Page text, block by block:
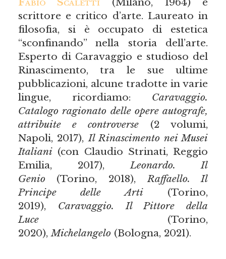
scrittore e critico d’arte. Laureato in
filosofia, si è occupato di estetica
“sconfinando” nella storia dell’arte.
Esperto di Caravaggio e studioso del
Rinascimento, tra le sue ultime
pubblicazioni, alcune tradotte in varie
lingue, ricordiamo: Caravaggio.
Catalogo ragionato delle opere autografe,
attribuite e controverse (2 volumi,
Napoli, 2017),Il Rinascimento nei Musei
Italiani(con Claudio Strinati, Reggio
Emilia, 2017),Leonardo. Il
Genio(Torino, 2018),Raffaello. Il
Principe delle Arti(Torino,
2019), Caravaggio. Il Pittore della
Luce(Torino,
2020),Michelangelo(Bologna, 2021).